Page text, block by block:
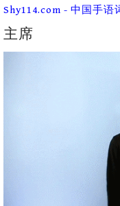
Skip
content
Shy114.com - 中国手语
主席